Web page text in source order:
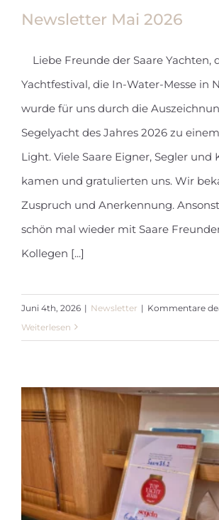
Newsletter Mai 2026
Newsletter Mai 2026
Liebe Freunde der Saare Yachten,
Yachtfestival, die In-Water-Messe in
wurde für uns durch die
Segelyacht des Jahres 2026 zu
Light. Viele Saare Eigner, Segler und
kamen und gratulierten uns. Wir
Zuspruch und Anerkennung.
schön mal wieder mit Saare
Kollegen [...]
Juni 4th, 2026 | Newsletter | Kommentare
Weiterlesen